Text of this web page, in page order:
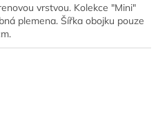
vrstvou. Kolekce "Mini"
plemena. Šířka obojku pouze